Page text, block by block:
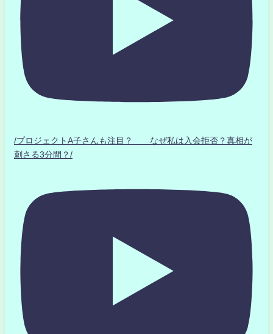
/プロジェクトA子さんも注目？ なぜ私は入会拒否？真相が
刺さる3分間？/